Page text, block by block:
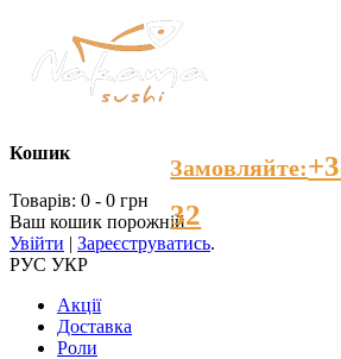
Замовляйте:
32
Кошик
Товарів: 0 - 0 грн
Ваш кошик порожній
Увійти | Зареєструватись.
РУС УКР
Акції
Доставка
Роли